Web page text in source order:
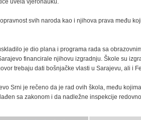
uvela vjeronauku.
svih naroda kao i njihova prava među
je dio plana i programa rada sa
financirale njihovu izgradnju. Škole su
trebaju dati bošnjačke vlasti u Sarajevu, ali i
Srni je rečeno da je rad ovih škola, među
sa zakonom i da nadležne inspekcije